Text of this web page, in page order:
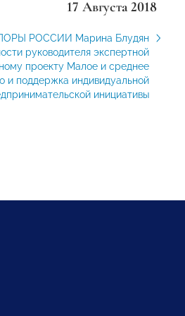
17 Августа 2018
РОССИИ Марина Блудян
руководителя экспертной
проекту Малое и среднее
и поддержка индивидуальной
инициативы